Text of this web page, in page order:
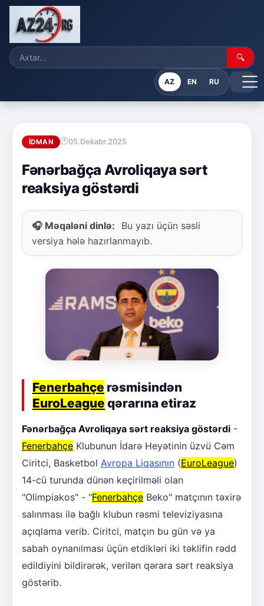
🔍
AZ EN RU
İDMAN 05.Dekabr.2025
Fənərbağça Avroliqaya sərt
reaksiya göstərdi
🎧 Məqaləni dinlə:
Bu yazı üçün səsli
versiya hələ hazırlanmayıb.
Fenerbahçe rəsmisindən
EuroLeague qərarına etiraz
Fənərbağça Avroliqaya sərt reaksiya göstərdi -
Fenerbahçe Klubunun İdarə Heyətinin üzvü Cəm
Ciritci, Basketbol Avropa Liqasının (EuroLeague)
14-cü turunda dünən keçirilməli olan
"Olimpiakos" - "Fenerbahçe Beko" matçının təxirə
salınması ilə bağlı klubun rəsmi televiziyasına
açıqlama verib. Ciritci, matçın bu gün və ya
sabah oynanılması üçün etdikləri iki təklifin rədd
edildiyini bildirərək, verilən qərara sərt reaksiya
göstərib.